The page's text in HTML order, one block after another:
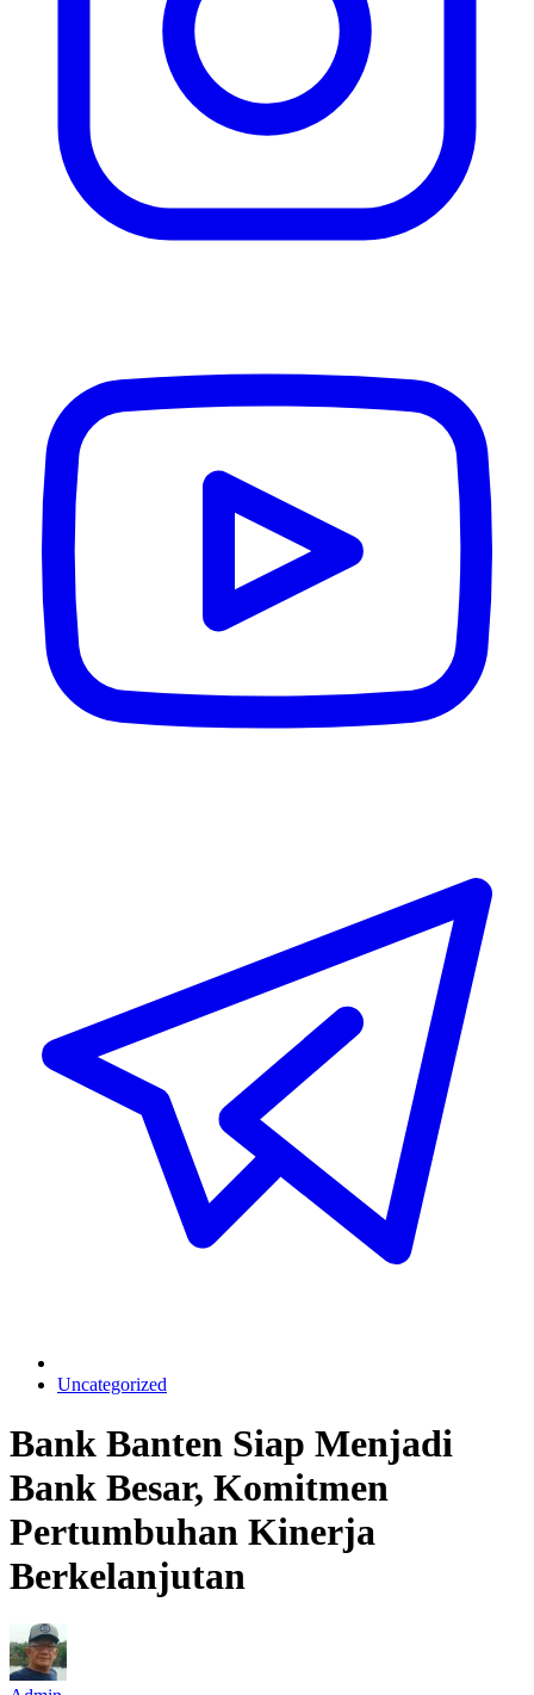
Uncategorized
Bank Banten Siap Menjadi
Bank Besar, Komitmen
Pertumbuhan Kinerja
Berkelanjutan